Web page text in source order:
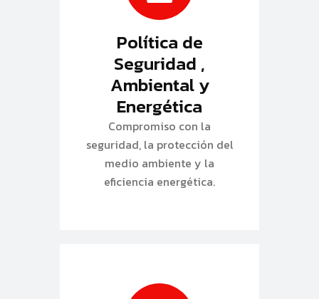
Política de
Seguridad ,
Ambiental y
Energética
Compromiso con la
seguridad, la protección del
medio ambiente y la
eficiencia energética.